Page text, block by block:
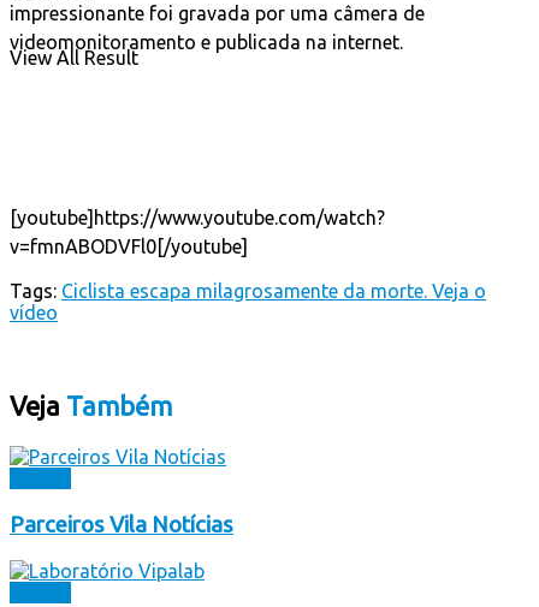
View All Result
impressionante foi gravada por uma câmera de
videomonitoramento e publicada na internet.
[youtube]https://www.youtube.com/watch?
v=fmnABODVFl0[/youtube]
Tags: Ciclista escapa milagrosamente da morte. Veja o
vídeo
Veja Também
Parceiros Vila Notícias